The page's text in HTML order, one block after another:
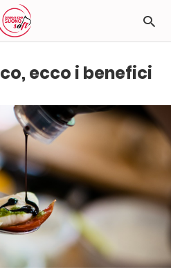
ecco i benefici